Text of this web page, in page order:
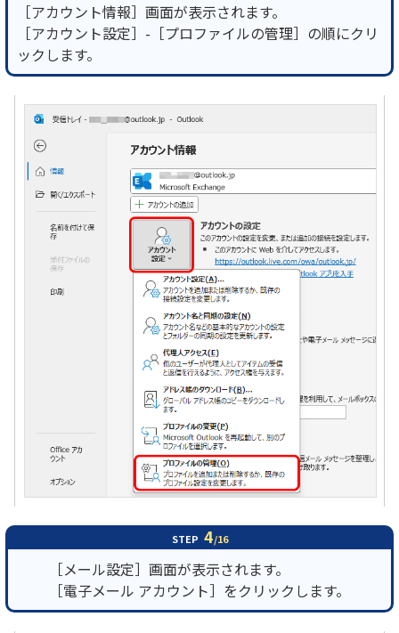
［アカウント情報］画面が表示されます。
［アカウント設定］-［プロファイルの管理］の順にクリ
ックします。
STEP 4/16
［メール設定］画面が表示されます。
［電子メール アカウント］をクリックします。